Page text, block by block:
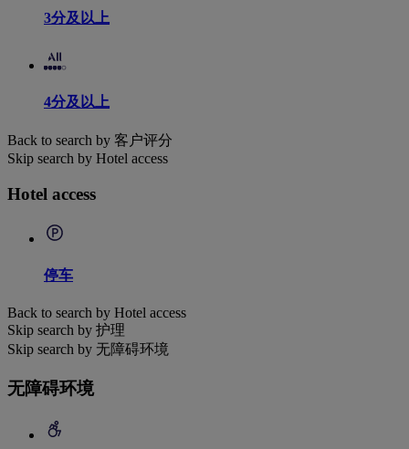
3分及以上
4分及以上
Back to search by 客户评分
Skip search by Hotel access
Hotel access
停车
Back to search by Hotel access
Skip search by 护理
Skip search by 无障碍环境
无障碍环境